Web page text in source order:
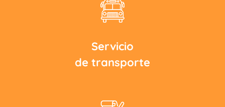
Servicio
de transporte